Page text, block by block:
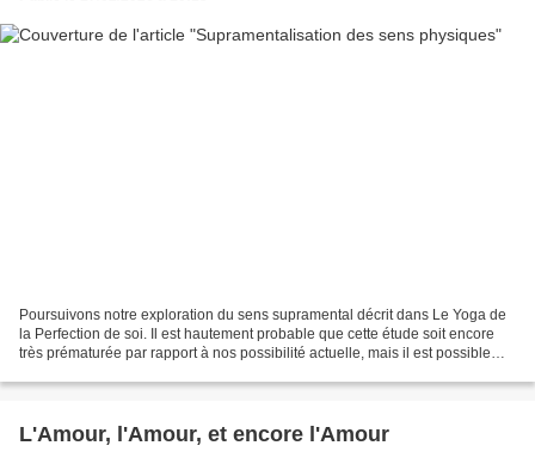
Poursuivons notre exploration du sens supramental décrit dans Le Yoga de
la Perfection de soi. Il est hautement probable que cette étude soit encore
très prématurée par rapport à nos possibilité actuelle, mais il est possible
L'Amour, l'Amour, et encore l'Amour